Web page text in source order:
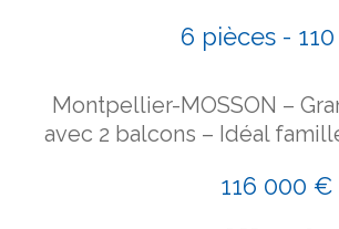
6 pièces - 110
Montpellier-MOSSON –
avec 2 balcons – Idéal
116 000 €